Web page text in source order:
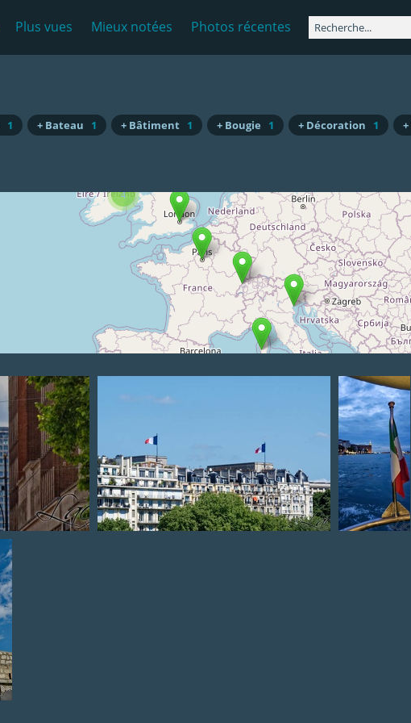
Plus vues Mieux notées Photos récentes
1 + Bateau 1 + Bâtiment 1 + Bougie 1 + Décoration 1
4